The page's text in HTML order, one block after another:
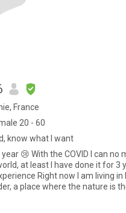
France
20 - 60
know what I want
can no more travel all
at least I have done it for 3
in France close to the
a place where the nature is